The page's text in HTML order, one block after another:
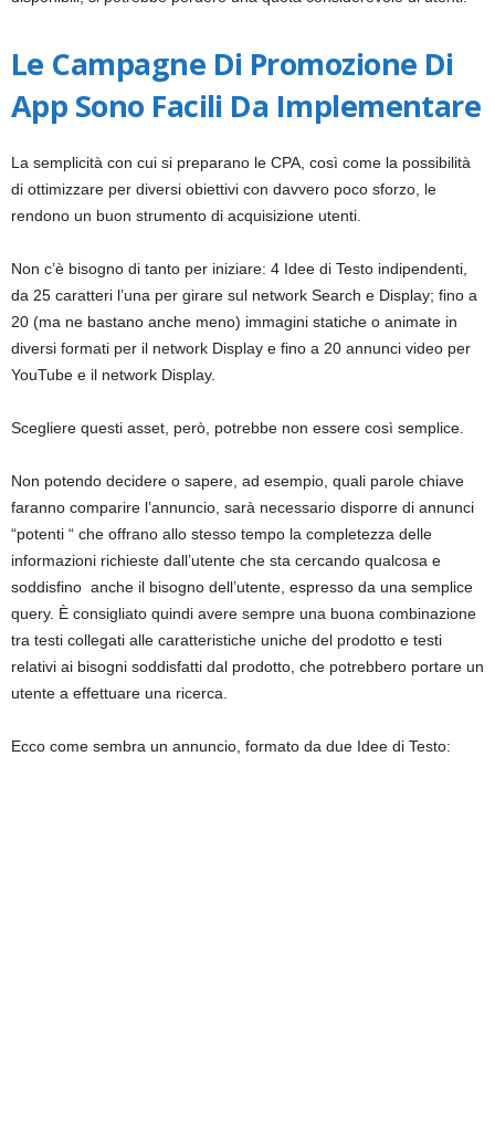
Le Campagne Di Promozione Di
App Sono Facili Da Implementare
La semplicità con cui si preparano le CPA, così come la possibilità
di ottimizzare per diversi obiettivi con davvero poco sforzo, le
rendono un buon strumento di acquisizione utenti.
Non c’è bisogno di tanto per iniziare: 4 Idee di Testo indipendenti,
da 25 caratteri l’una per girare sul network Search e Display; fino a
20 (ma ne bastano anche meno) immagini statiche o animate in
diversi formati per il network Display e fino a 20 annunci video per
YouTube e il network Display.
Scegliere questi asset, però, potrebbe non essere così semplice.
Non potendo decidere o sapere, ad esempio, quali parole chiave
faranno comparire l’annuncio, sarà necessario disporre di annunci
“potenti “ che offrano allo stesso tempo la completezza delle
informazioni richieste dall’utente che sta cercando qualcosa e
soddisfino anche il bisogno dell’utente, espresso da una semplice
query. È consigliato quindi avere sempre una buona combinazione
tra testi collegati alle caratteristiche uniche del prodotto e testi
relativi ai bisogni soddisfatti dal prodotto, che potrebbero portare un
utente a effettuare una ricerca.
Ecco come sembra un annuncio, formato da due Idee di Testo: